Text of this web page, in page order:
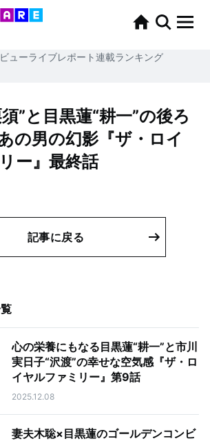
ューライブレポート連載ランキング
”と目黒蓮“耕一”の後ろ
の男の幻影『ザ・ロイ
ー』最終話
記事に戻る
心の栄養にもなる目黒蓮“耕一”と市川
実日子“沢渡”の幸せな空気感『ザ・ロ
イヤルファミリー』第9話
2025.12.08
妻夫木聡×目黒蓮のゴールデンコンビ